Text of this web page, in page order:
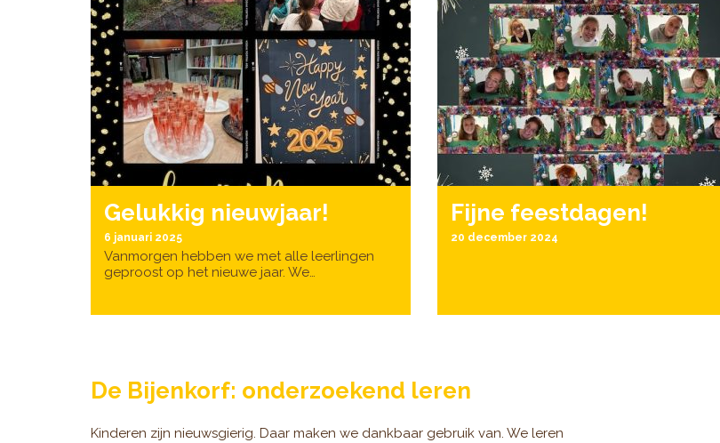
Gelukkig nieuwjaar!
6 januari 2025
Vanmorgen hebben we met alle leerlingen
geproost op het nieuwe jaar. We…
Fijne feestdagen!
20 december 2024
De Bijenkorf: onderzoekend leren
Kinderen zijn nieuwsgierig. Daar maken we dankbaar gebruik van. We leren